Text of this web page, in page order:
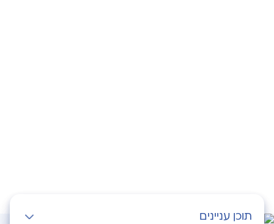
תוכן עניינים